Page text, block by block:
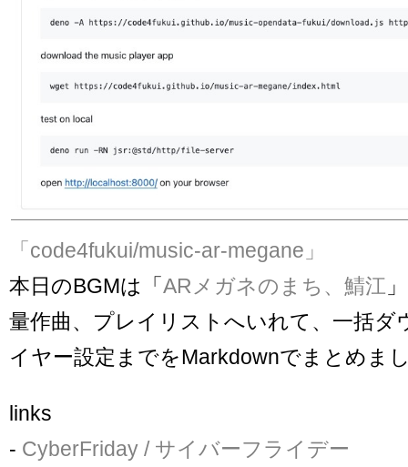
「code4fukui/music-ar-megane」
本日のBGMは「ARメガネのまち、鯖江
量作曲、プレイリストへいれて、一括ダ
イヤー設定までをMarkdownでまとめま
links
- CyberFriday / サイバーフライデー